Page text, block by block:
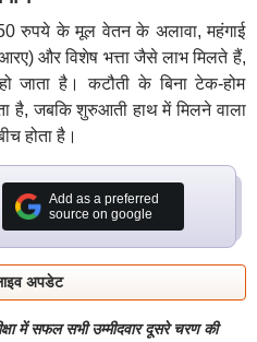
रुपये के मूल वेतन के अलावा, महंगाई
और विशेष भत्ता जैसे लाभ मिलते हैं,
जाता है। कटौती के बिना टेक-होम
है, जबकि शुरुआती हाथ में मिलने वाला
होता है।
Add as a preferred
source on google
अपडेट
में सफल सभी उम्मीदवार दूसरे चरण की